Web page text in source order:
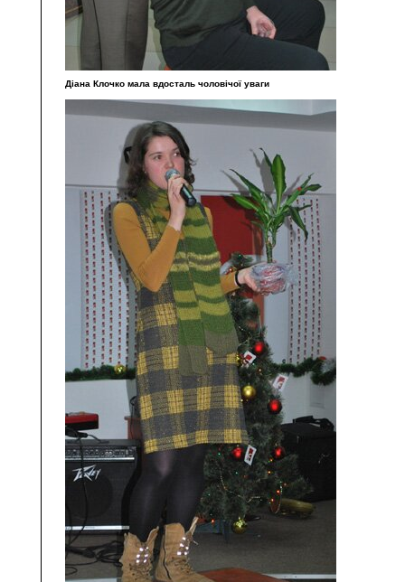
Діана Клочко мала вдосталь чоловічої уваги